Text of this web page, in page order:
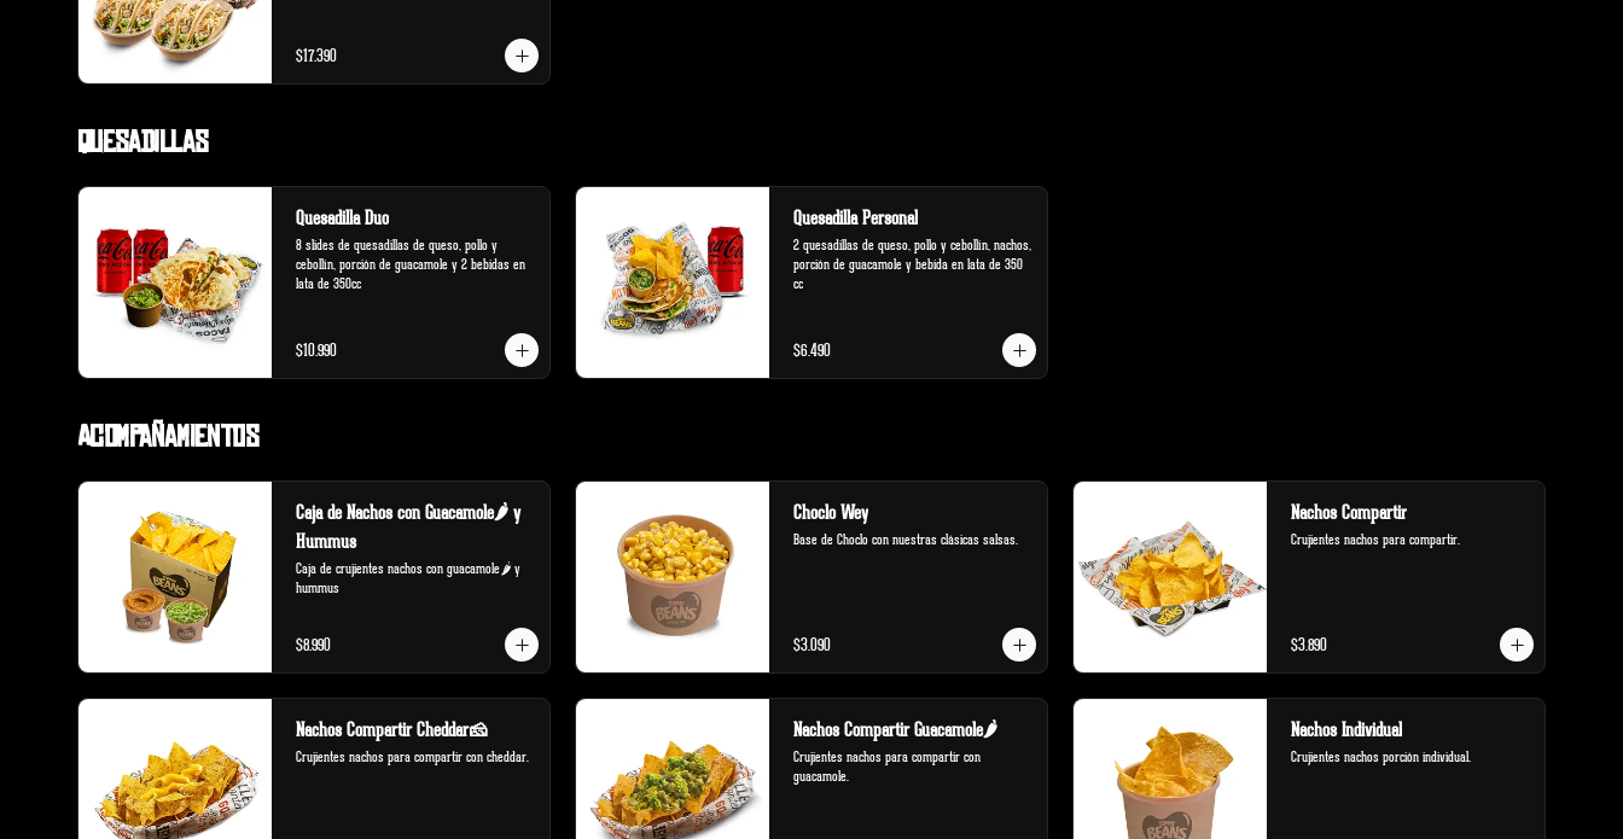
$17.390
Quesadillas
Quesadilla Duo
8 slides de quesadillas de queso, pollo y
cebollín, porción de guacamole y 2 bebidas en
lata de 350cc
$10.990
Quesadilla Personal
2 quesadillas de queso, pollo y cebollín, nachos,
porción de guacamole y bebida en lata de 350
cc
$6.490
Acompañamientos
Caja de Nachos con Guacamole🌶️ y
Hummus
Caja de crujientes nachos con guacamole🌶️ y
hummus
$8.990
Choclo Wey
Base de Choclo con nuestras clásicas salsas.
$3.090
Nachos Compartir
Crujientes nachos para compartir.
$3.890
Nachos Compartir Cheddar🧀
Crujientes nachos para compartir con cheddar.
Nachos Compartir Guacamole🌶️
Crujientes nachos para compartir con
guacamole.
Nachos Individual
Crujientes nachos porción individual.